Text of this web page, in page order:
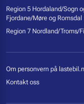
Region 5 Hordaland/Sogn
Fjordane/Møre og Romsdal
Region 7 Nordland/Troms/
Om personvern på
Kontakt oss